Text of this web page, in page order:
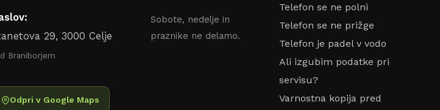
29, 3000 Celje
Braniborjem
Odpri v Google Maps
Sobote, nedelje in
praznike ne delamo.
Telefon se ne polni
Telefon se ne prižge
Telefon je padel v vodo
Ali izgubim podatke pri
servisu?
Varnostna kopija pred